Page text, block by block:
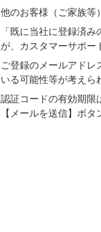
他のお客様（ご家族等
「既に当社に登録済
が、カスタマーサポー
ご登録のメールアドレ
いる可能性等が考えら
認証コードの有効期限
【メールを送信】ボタ